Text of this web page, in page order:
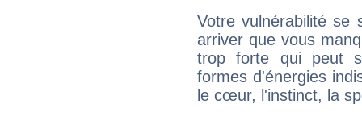
Votre vulnérabilité se
arriver que vous
trop forte qui peut
formes d'énergies
le cœur, l'instinct, la